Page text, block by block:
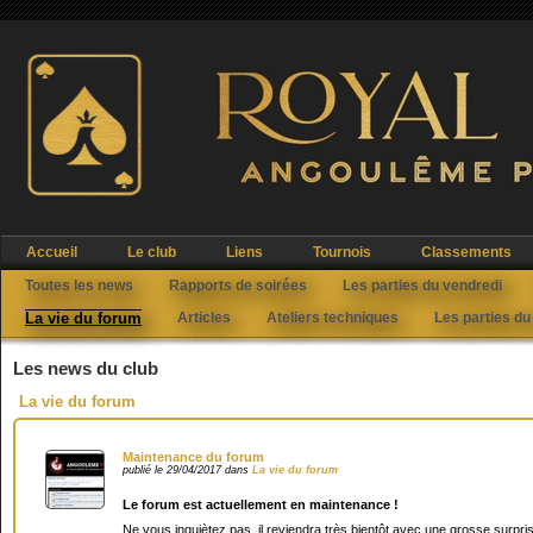
Accueil Le club Liens Tournois
Classements
Toutes les news
Rapports de soirées Les parties du vendredi
La vie du forum Articles Ateliers techniques Les parties
Les news du club
La vie du forum
Maintenance du forum
publié le 29/04/2017 dans La vie du forum
Le forum est actuellement en maintenance !
Ne vous inquiètez pas, il reviendra très bientôt avec une grosse